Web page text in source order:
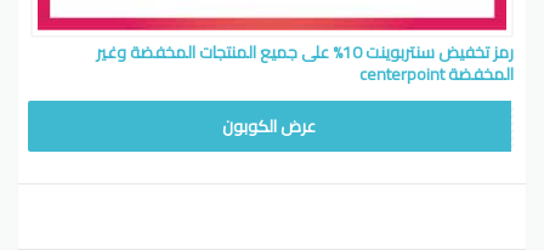
رمز تخفيض سنتربوينت 10% على جميع المنتجات المخفضة وغير
المخفضة centerpoint
عرض الكوبون